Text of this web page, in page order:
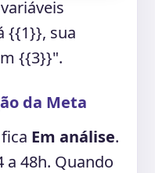
{{1}}, sua
{{3}}".
da Meta
Em análise.
a 48h. Quando